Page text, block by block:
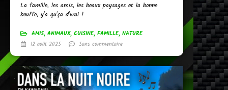
La famille, les amis, les beaux paysages et la bonne
bouffe, y'a qu'ça d'vrai !
AMIS, ANIMAUX, CUISINE, FAMILLE, NATURE
12 août 2025
Sans commentaire